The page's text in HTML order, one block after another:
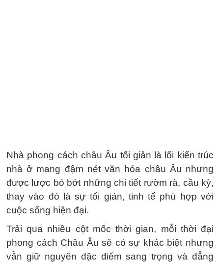
Nhà phong cách châu Âu tối giản là lối kiến trúc
nhà ở mang đậm nét văn hóa châu Âu nhưng
được lược bỏ bớt những chi tiết rườm rà, cầu kỳ,
thay vào đó là sự tối giản, tinh tế phù hợp với
cuộc sống hiện đại.
Trải qua nhiều cột mốc thời gian, mỗi thời đại
phong cách Châu Âu sẽ có sự khác biệt nhưng
vẫn giữ nguyên đặc điểm sang trọng và đẳng